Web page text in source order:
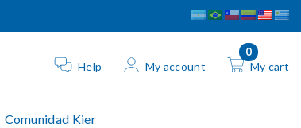
Help My account My cart
0
Comunidad Kier